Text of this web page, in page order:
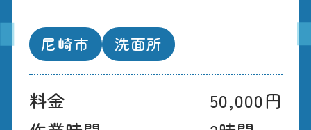
尼崎市 洗面所
料金
50,000円